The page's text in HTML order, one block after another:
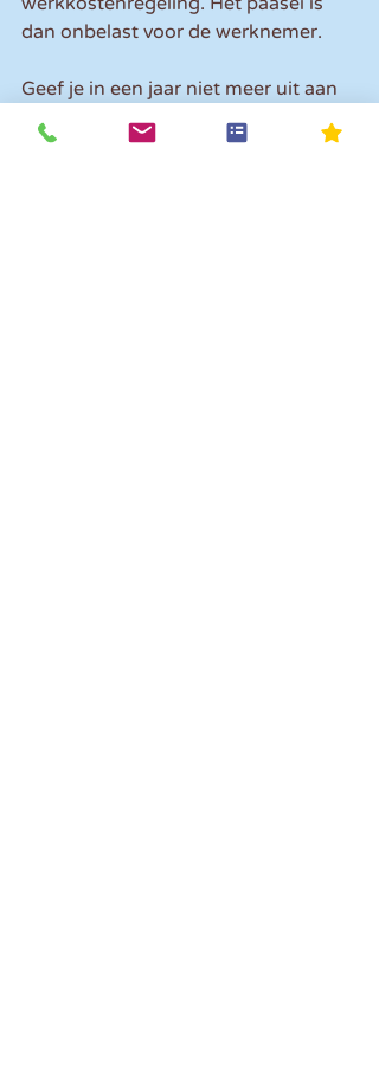
dan onbelast voor de werknemer.
Geef je in een jaar niet meer uit aan
vergoedingen en verstrekkingen dan
1,2% van de loonsom, dan betaal je